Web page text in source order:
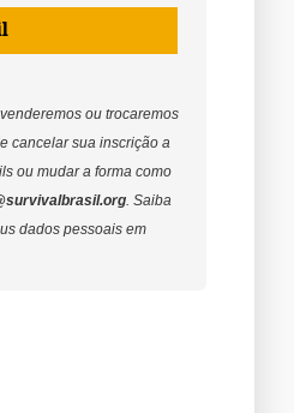
ou trocaremos
cancelar sua inscrição a
ou mudar a forma como
. Saiba
dados pessoais em